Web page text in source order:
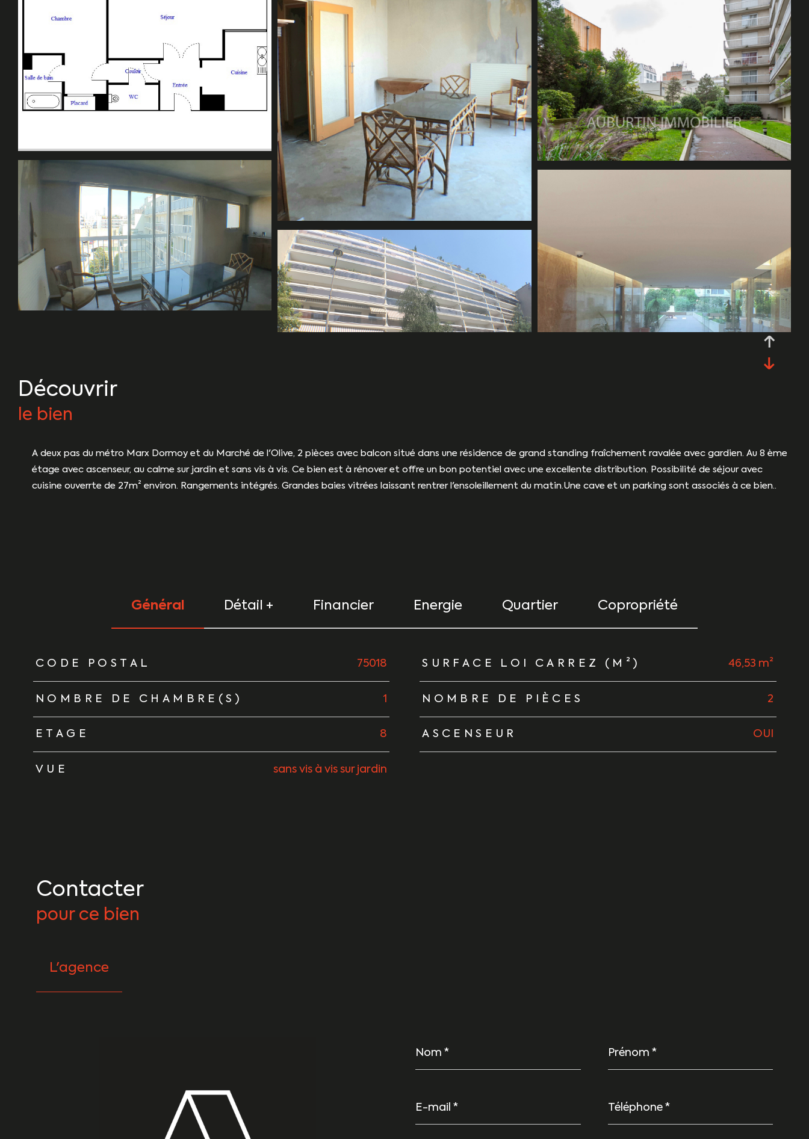
découvrir
le bien
A deux pas du métro Marx Dormoy et du Marché de l'Olive, 2 pièces avec balcon situé dans une résidence de grand standing fraîchement ravalée avec gardien. Au 8 ème
étage avec ascenseur, au calme sur jardin et sans vis à vis. Ce bien est à rénover et offre un bon potentiel avec une excellente distribution. Possibilité de séjour avec
cuisine ouverrte de 27m² environ. Rangements intégrés. Grandes baies vitrées laissant rentrer l'ensoleillement du matin.Une cave et un parking sont associés à ce bien..
Général Détail + Financier Energie Quartier Copropriété
TRAD_ZEPHYR_Caracteristique
CODE POSTAL 75018 SURFACE LOI CARREZ (M²) 46,53 m²
NOMBRE DE CHAMBRE(S) 1 NOMBRE DE PIÈCES 2
ETAGE 8 ASCENSEUR OUI
VUE sans vis à vis sur jardin
Contacter
pour ce bien
L'agence
*
*
mail
*